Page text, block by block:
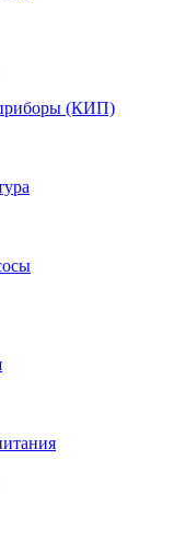
приборы (КИП)